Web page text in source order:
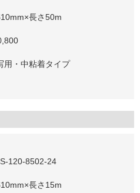
長さ50m
用・中粘着タイプ
120-8502-24
長さ15m